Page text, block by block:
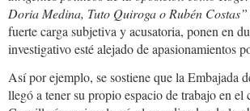
Doria Medina, Tuto Quiroga o Rubén Costas”
fuerte carga subjetiva y acusatoria, ponen en
investigativo esté alejado de apasionamientos
Así por ejemplo, se sostiene que la Embajada
llegó a tener su propio espacio de trabajo en el